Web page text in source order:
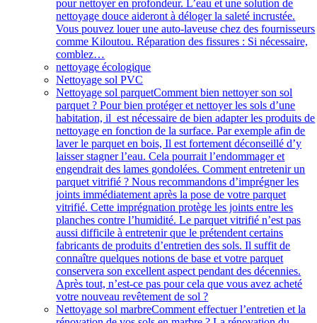
pour nettoyer en profondeur. L’eau et une solution de
nettoyage douce aideront à déloger la saleté incrustée.
Vous pouvez louer une auto-laveuse chez des fournisseurs
comme Kiloutou. Réparation des fissures : Si nécessaire,
comblez…
nettoyage écologique
Nettoyage sol PVC
Nettoyage sol parquetComment bien nettoyer son sol
parquet ? Pour bien protéger et nettoyer les sols d’une
habitation, il est nécessaire de bien adapter les produits de
nettoyage en fonction de la surface. Par exemple afin de
laver le parquet en bois, Il est fortement déconseillé d’y
laisser stagner l’eau. Cela pourrait l’endommager et
engendrait des lames gondolées. Comment entretenir un
parquet vitrifié ? Nous recommandons d’imprégner les
joints immédiatement après la pose de votre parquet
vitrifié. Cette imprégnation protège les joints entre les
planches contre l’humidité. Le parquet vitrifié n’est pas
aussi difficile à entretenir que le prétendent certains
fabricants de produits d’entretien des sols. Il suffit de
connaître quelques notions de base et votre parquet
conservera son excellent aspect pendant des décennies.
Après tout, n’est-ce pas pour cela que vous avez acheté
votre nouveau revêtement de sol ?
Nettoyage sol marbreComment effectuer l’entretien et la